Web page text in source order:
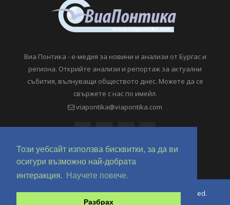
Този уебсайт използва бисквитки, за да ви
осигури възможно най-добрата
интеракция.
Научете повече.
Разбрах
Виа Понтика - е-медия за новини и анализи от Бургас и
региона. Открийте анализи и репортаж за актуални
събития, вълнуващи обществото днес. Можете да се
свържете с нас по имейл.
viapontika@viapontika.com
Copyright © 2018-2024 ViaPontika.com. All Rights Reserved.